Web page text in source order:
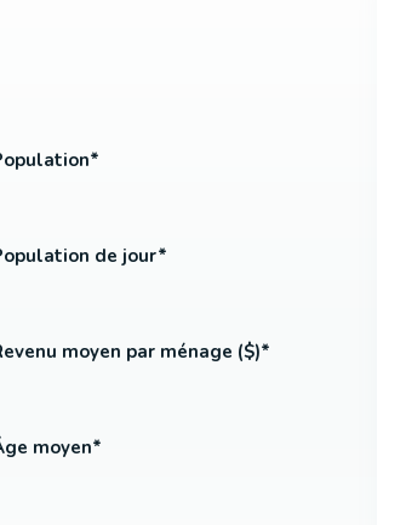
de jour*
moyen par ménage ($)*
moyen*